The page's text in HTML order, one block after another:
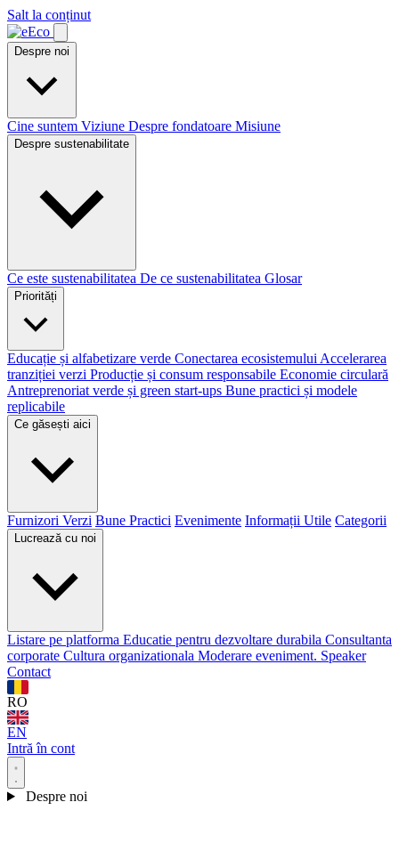
Salt la conținut
Despre noi
Cine suntem Viziune Despre fondatoare Misiune
Despre sustenabilitate
Ce este sustenabilitatea De ce sustenabilitatea Glosar
Priorități
Educație și alfabetizare verde Conectarea ecosistemului Accelerarea
tranziției verzi Producție și consum responsabile Economie circulară
Antreprenoriat verde și green start-ups Bune practici și modele
replicabile
Ce găsești aici
Furnizori Verzi Bune Practici Evenimente Informații Utile Categorii
Lucrează cu noi
Listare pe platforma Educatie pentru dezvoltare durabila Consultanta
corporate Cultura organizationala Moderare eveniment. Speaker
Contact
RO
EN
Intră în cont
Despre noi